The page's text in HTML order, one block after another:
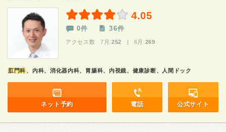
4.05
0件 36件
アクセス数 7月:252 | 6月:269
肛門科 、内科、消化器内科、胃腸科、内視鏡、健康診断、人間ドック
ネット予約 電話 公式サイト